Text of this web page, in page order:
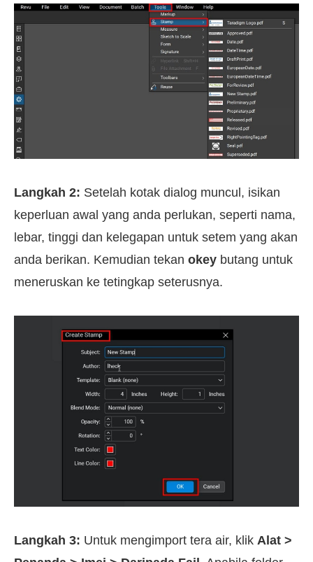
Langkah 2: Setelah kotak dialog muncul, isikan
keperluan awal yang anda perlukan, seperti nama,
lebar, tinggi dan kelegapan untuk setem yang akan
anda berikan. Kemudian tekan okey butang untuk
meneruskan ke tetingkap seterusnya.
Langkah 3: Untuk mengimport tera air, klik Alat >